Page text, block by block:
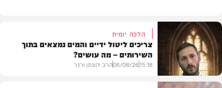
הלכה יומית
צריכים ליטול ידיים והמים נמצאים בתוך
השירותים – מה עושים?
15:18
06/08/26הרב יהונתן ורנר